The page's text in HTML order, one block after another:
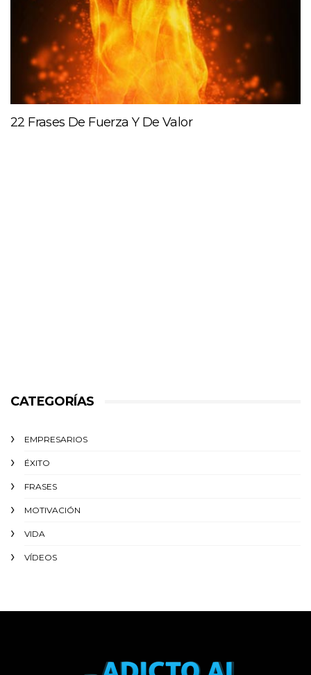
22 Frases De Fuerza Y De Valor
CATEGORÍAS
EMPRESARIOS
ÉXITO‬
FRASES
MOTIVACIÓN
VIDA
VÍDEOS